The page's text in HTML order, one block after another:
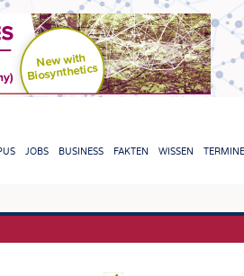
JOBS BUSINESS FAKTEN WISSEN TERMINE